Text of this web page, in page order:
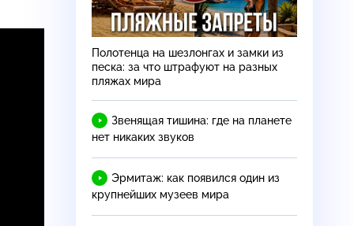
Полотенца на шезлонгах и замки из
песка: за что штрафуют на разных
пляжах мира
Звенящая тишина: где на планете
нет никаких звуков
Эрмитаж: как появился один из
крупнейших музеев мира